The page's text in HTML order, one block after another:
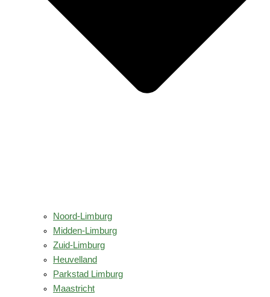
Noord-Limburg
Midden-Limburg
Zuid-Limburg
Heuvelland
Parkstad Limburg
Maastricht